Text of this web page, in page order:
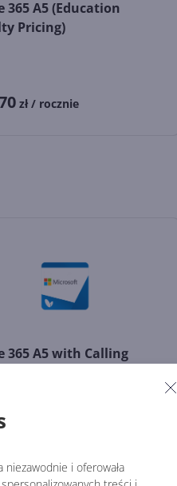
niezawodnie i oferowała
365 A5 (Education
Pricing)
zł / rocznie
365 A5 with Calling